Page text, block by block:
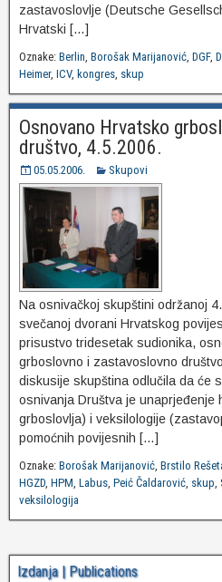
zastavoslovlje (Deutsche
Hrvatski […]
Oznake: Berlin, Borošak Marijanović, DGF,
Heimer, ICV, kongres, skup
Osnovano Hrvatsko
društvo, 4.5.2006.
05.05.2006. Skupovi
Na osnivačkoj skupštini održanoj
svečanoj dvorani Hrvatskog
prisustvo tridesetak sudionika,
grboslovno i zastavoslovno
diskusije skupština odlučila da će
osnivanja Društva je unaprjeđenje
grboslovlja) i veksilologije
pomoćnih povijesnih […]
Oznake: Borošak Marijanović, Brstilo
HGZD, HPM, Labus, Peić Čaldarović, skup,
veksilologija
Izdanja | Publications